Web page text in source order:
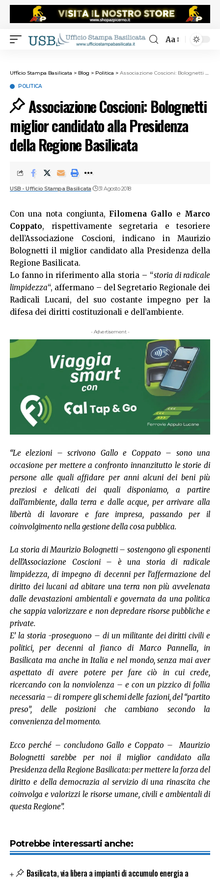
Aa
Ufficio Stampa Basilicata > Blog > Politica > Associazione Coscioni: Bolognetti miglior candidato alla Presidenza della Regione Basilicata
POLITICA
Associazione Coscioni: Bolognetti
miglior candidato alla Presidenza
della Regione Basilicata
USB - Ufficio Stampa Basilicata 31 Agosto 2018
Con una nota congiunta, Filomena Gallo e Marco
Coppato, rispettivamente segretaria e tesoriere
dell’Associazione Coscioni, indicano in Maurizio
Bolognetti il miglior candidato alla Presidenza della
Regione Basilicata.
Lo fanno in riferimento alla storia – “storia di radicale
limpidezza“, affermano – del Segretario Regionale dei
Radicali Lucani, del suo costante impegno per la
difesa dei diritti costituzionali e dell’ambiente.
- Advertisement -
“Le elezioni – scrivono Gallo e Coppato – sono una
occasione per mettere a confronto innanzitutto le storie di
persone alle quali affidare per anni alcuni dei beni più
preziosi e delicati dei quali disponiamo, a partire
dall’ambiente, dalla terra e dalle acque, per arrivare alla
libertà di lavorare e fare impresa, passando per il
coinvolgimento nella gestione della cosa pubblica.
La storia di Maurizio Bolognetti – sostengono gli esponenti
dell’Associazione Coscioni – è una storia di radicale
limpidezza, di impegno di decenni per l’affermazione del
diritto dei lucani ad abitare una terra non più avvelenata
dalle devastazioni ambientali e governata da una politica
che sappia valorizzare e non depredare risorse pubbliche e
private.
E’ la storia -proseguono – di un militante dei diritti civili e
politici, per decenni al fianco di Marco Pannella, in
Basilicata ma anche in Italia e nel mondo, senza mai aver
aspettato di avere potere per fare ciò in cui crede,
ricercando con la nonviolenza – e con un pizzico di follia
necessaria – di rompere gli schemi delle fazioni, del “partito
preso”, delle posizioni che cambiano secondo la
convenienza del momento.
Ecco perché – concludono Gallo e Coppato – Maurizio
Bolognetti sarebbe per noi il miglior candidato alla
Presidenza della Regione Basilicata: per mettere la forza del
diritto e della democrazia al servizio di una rinascita che
coinvolga e valorizzi le risorse umane, civili e ambientali di
questa Regione”.
Potrebbe interessarti anche:
Basilicata, via libera a impianti di accumulo energia a